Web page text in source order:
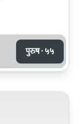
पुरुष · ५५